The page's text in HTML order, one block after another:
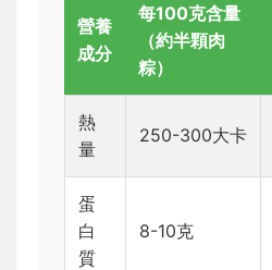
營養
成分
每100克含量
（約半顆肉
粽）
熱
量
250-300大卡
蛋
白
質
8-10克